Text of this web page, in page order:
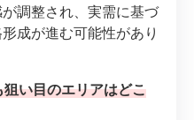
調整され、実需に基づ
成が進む可能性があり
い目のエリアはどこ